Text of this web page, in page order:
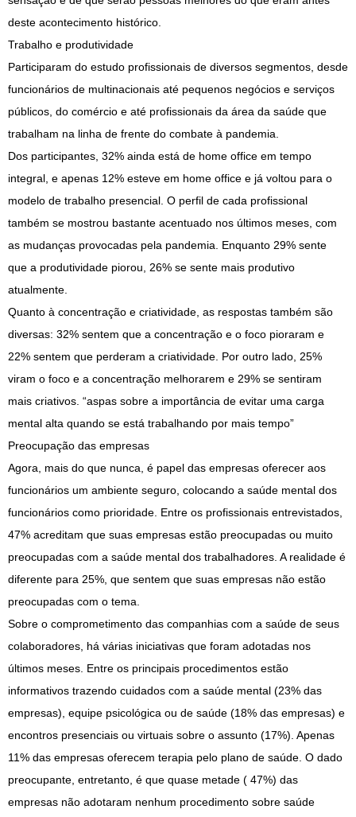
deste acontecimento histórico.
Trabalho e produtividade
Participaram do estudo profissionais de diversos segmentos, desde
funcionários de multinacionais até pequenos negócios e serviços
públicos, do comércio e até profissionais da área da saúde que
trabalham na linha de frente do combate à pandemia.
Dos participantes, 32% ainda está de home office em tempo
integral, e apenas 12% esteve em home office e já voltou para o
modelo de trabalho presencial. O perfil de cada profissional
também se mostrou bastante acentuado nos últimos meses, com
as mudanças provocadas pela pandemia. Enquanto 29% sente
que a produtividade piorou, 26% se sente mais produtivo
atualmente.
Quanto à concentração e criatividade, as respostas também são
diversas: 32% sentem que a concentração e o foco pioraram e
22% sentem que perderam a criatividade. Por outro lado, 25%
viram o foco e a concentração melhorarem e 29% se sentiram
mais criativos. “aspas sobre a importância de evitar uma carga
mental alta quando se está trabalhando por mais tempo”
Preocupação das empresas
Agora, mais do que nunca, é papel das empresas oferecer aos
funcionários um ambiente seguro, colocando a saúde mental dos
funcionários como prioridade. Entre os profissionais entrevistados,
47% acreditam que suas empresas estão preocupadas ou muito
preocupadas com a saúde mental dos trabalhadores. A realidade é
diferente para 25%, que sentem que suas empresas não estão
preocupadas com o tema.
Sobre o comprometimento das companhias com a saúde de seus
colaboradores, há várias iniciativas que foram adotadas nos
últimos meses. Entre os principais procedimentos estão
informativos trazendo cuidados com a saúde mental (23% das
empresas), equipe psicológica ou de saúde (18% das empresas) e
encontros presenciais ou virtuais sobre o assunto (17%). Apenas
11% das empresas oferecem terapia pelo plano de saúde. O dado
preocupante, entretanto, é que quase metade ( 47%) das
empresas não adotaram nenhum procedimento sobre saúde